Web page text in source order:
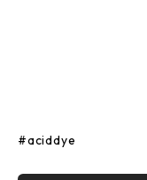
#aciddye